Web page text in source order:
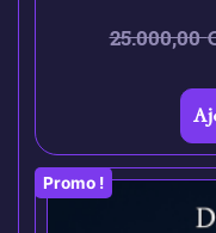
25.000,00
Promo !